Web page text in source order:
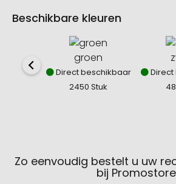
Beschikbare kleuren
groen
Direct beschikbaar
2450 Stuk
Zo eenvoudig bestelt u uw
bij Promostore